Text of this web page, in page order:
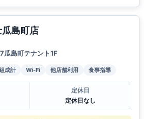
島町店
瓜島町テナント1F
成計 Wi-Fi 他店舗利用 食事指導
定休日
定休日なし